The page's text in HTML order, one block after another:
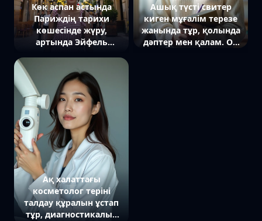
Көк аспан астында
Париждің тарихи
көшесінде жүру,
артында Эйфель
Ортаңғы кадрда жазғы
киім киген адам
камераға қарап
күлімсіреп тұр,
айналасында сары
жарық шамдары
жағылып тұр,
атмосфера сергек және
романтикалық.
Ашық түсті свитер
киген мұғалім терезе
жанында тұр, қолында
дәптер мен қалам. Ол
Ақ халаттағы
косметолог теріні
талдау құралын ұстап
тұр, диагностикалық